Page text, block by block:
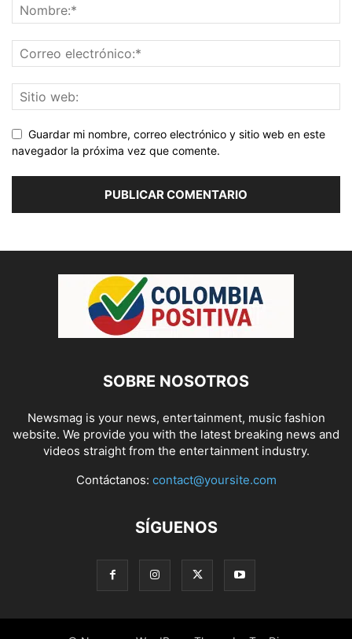
Guardar mi nombre, correo electrónico y sitio web en este
navegador la próxima vez que comente.
SOBRE NOSOTROS
Newsmag is your news, entertainment, music fashion
website. We provide you with the latest breaking news and
videos straight from the entertainment industry.
Contáctanos: contact@yoursite.com
SÍGUENOS